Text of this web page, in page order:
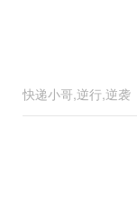
快递小哥,逆行,逆袭